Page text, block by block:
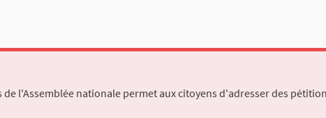
l'Assemblée nationale permet aux citoyens d'adresser des